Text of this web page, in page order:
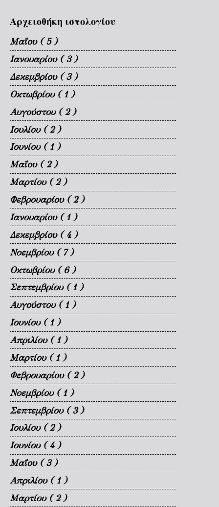
Αρχειοθήκη ιστολογίου
Μαΐου ( 5 )
Ιανουαρίου ( 3 )
Δεκεμβρίου ( 3 )
Οκτωβρίου ( 1 )
Αυγούστου ( 2 )
Ιουλίου ( 2 )
Ιουνίου ( 1 )
Μαΐου ( 2 )
Μαρτίου ( 2 )
Φεβρουαρίου ( 2 )
Ιανουαρίου ( 1 )
Δεκεμβρίου ( 4 )
Νοεμβρίου ( 7 )
Οκτωβρίου ( 6 )
Σεπτεμβρίου ( 1 )
Αυγούστου ( 1 )
Ιουνίου ( 1 )
Απριλίου ( 1 )
Μαρτίου ( 1 )
Φεβρουαρίου ( 2 )
Νοεμβρίου ( 1 )
Σεπτεμβρίου ( 3 )
Ιουλίου ( 2 )
Ιουνίου ( 4 )
Μαΐου ( 3 )
Απριλίου ( 1 )
Μαρτίου ( 2 )